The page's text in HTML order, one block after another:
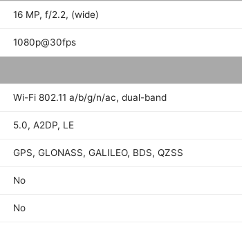
16 MP, f/2.2, (wide)
1080p@30fps
Wi-Fi 802.11 a/b/g/n/ac, dual-band
5.0, A2DP, LE
GPS, GLONASS, GALILEO, BDS, QZSS
No
No